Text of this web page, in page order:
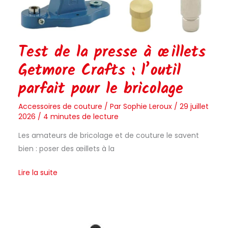
Test de la presse à œillets
Getmore Crafts : l’outil
parfait pour le bricolage
Accessoires de couture / Par Sophie Leroux / 29 juillet
2026 / 4 minutes de lecture
Les amateurs de bricolage et de couture le savent
bien : poser des œillets à la
bricolage
Lire la suite